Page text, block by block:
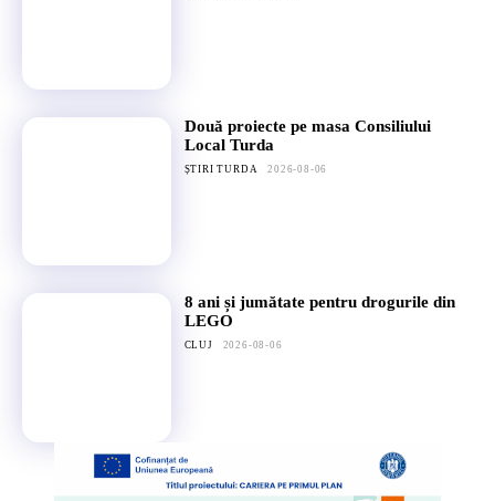
Două proiecte pe masa Consiliului
Local Turda
ȘTIRI TURDA 2026-08-06
8 ani și jumătate pentru drogurile din
LEGO
CLUJ 2026-08-06